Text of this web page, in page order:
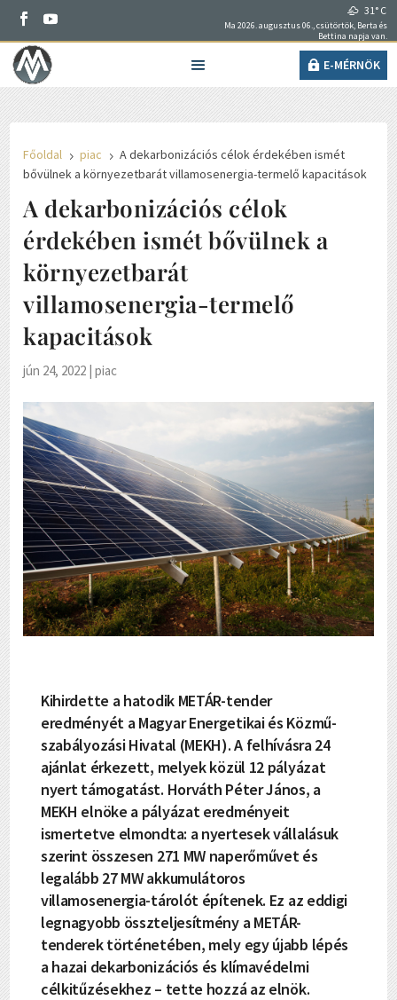
31° C
Ma 2026. augusztus 06., csütörtök, Berta és
Bettina napja van.
E-MÉRNÖK
Főoldal 5 piac 5 A dekarbonizációs célok érdekében ismét
bővülnek a környezetbarát villamosenergia-termelő kapacitások
A dekarbonizációs célok
érdekében ismét bővülnek a
környezetbarát
villamosenergia-termelő
kapacitások
jún 24, 2022 |piac
Kihirdette a hatodik METÁR-tender
eredményét a Magyar Energetikai és Közmű-
szabályozási Hivatal (MEKH). A felhívásra 24
ajánlat érkezett, melyek közül 12 pályázat
nyert támogatást. Horváth Péter János, a
MEKH elnöke a pályázat eredményeit
ismertetve elmondta: a nyertesek vállalásuk
szerint összesen 271 MW naperőművet és
legalább 27 MW akkumulátoros
villamosenergia-tárolót építenek. Ez az eddigi
legnagyobb összteljesítmény a METÁR-
tenderek történetében, mely egy újabb lépés
a hazai dekarbonizációs és klímavédelmi
célkitűzésekhez – tette hozzá az elnök.